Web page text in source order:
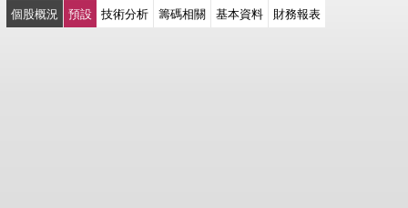
個股概況 預設 技術分析 籌碼相關 基本資料 財務報表